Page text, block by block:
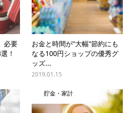
必要
！
お金と時間が“大幅”節約にも
なる100円ショップの優秀グ
ッズ...
2019.01.15
貯金・家計